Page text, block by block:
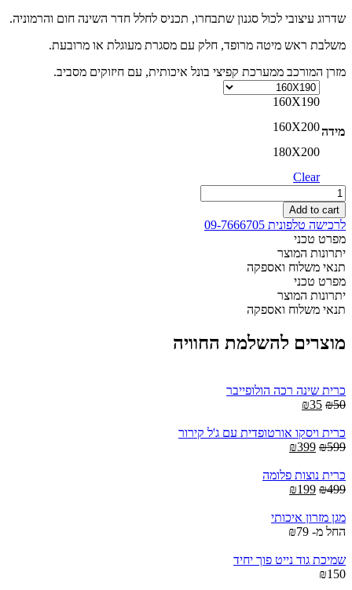
שדרוג עיצובי לכול סגנון שתבחרו, תכניס לחלל חדר השינה חום והרמוניה.
משלבת ראש מיטה מרופד, חלק עם מסגרת מעוגלת או מרובעת.
מזרן המורכב ממערכת קפיצי בונל איכותית, עם חיזוקים מסביב.
מידה
160X190
160X200
180X200
Clear
מיטה
יהודית
קומפלט
כולל
מזרוני
קפיצים
quantity
Add to cart
לרכישה טלפונית 09-7666705
מפרט טכני
יתרונות המוצר
תנאי משלוח ואספקה
מפרט טכני
יתרונות המוצר
תנאי משלוח ואספקה
מוצרים להשלמת החוויה
כרית שינה רכה הולופייבר
₪50
Original
was:
₪50.
₪35
is:
₪35.
כרית ויסקו אורטופדית עם ג'ל קירור
₪599
Original
was:
₪599.
₪399
is:
כרית נוצות פלומה
₪499
Original
was:
₪499.
₪199
is:
₪199.
מגן מזרון איכותי
החל מ-
₪79
שמיכת גוד נייט פוך יחיד
₪150